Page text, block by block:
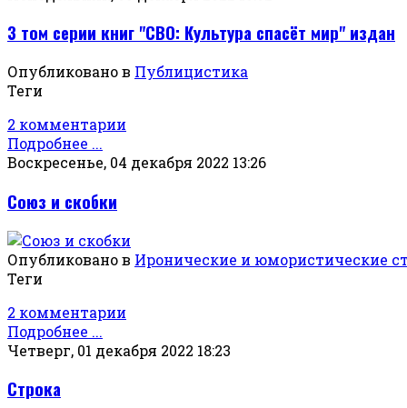
3 том серии книг "СВО: Культура спасёт мир" издан
Опубликовано в Публицистика
Теги
2 комментарии
Подробнее ...
Воскресенье, 04 декабря 2022 13:26
Союз и скобки
Опубликовано в Иронические и юмористические
Теги
2 комментарии
Подробнее ...
Четверг, 01 декабря 2022 18:23
Строка